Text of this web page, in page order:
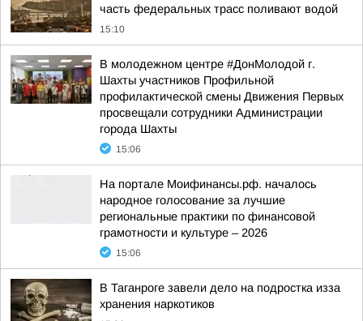
часть федеральных трасс поливают водой
15:10
В молодежном центре #ДонМолодой г.
Шахты участников Профильной
профилактической смены Движения Первых
просвещали сотрудники Администрации
города Шахты
15:06
На портале Моифинансы.рф. началось
народное голосование за лучшие
региональные практики по финансовой
грамотности и культуре – 2026
15:06
В Таганроге завели дело на подростка изза
хранения наркотиков